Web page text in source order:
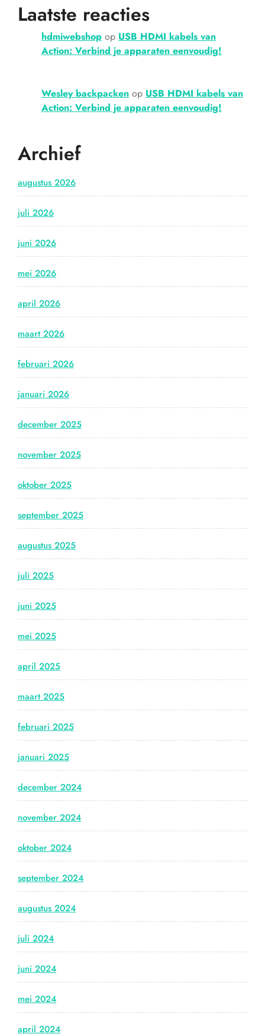
Laatste reacties
hdmiwebshop op USB HDMI kabels van
Action: Verbind je apparaten eenvoudig!
Wesley backpacken op USB HDMI kabels van
Action: Verbind je apparaten eenvoudig!
Archief
augustus 2026
juli 2026
juni 2026
mei 2026
april 2026
maart 2026
februari 2026
januari 2026
december 2025
november 2025
oktober 2025
september 2025
augustus 2025
juli 2025
juni 2025
mei 2025
april 2025
maart 2025
februari 2025
januari 2025
december 2024
november 2024
oktober 2024
september 2024
augustus 2024
juli 2024
juni 2024
mei 2024
april 2024